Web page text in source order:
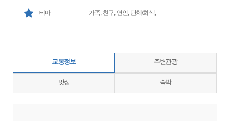
테마 가족, 친구, 연인, 단체/회식,
교통정보 주변관광
맛집 숙박